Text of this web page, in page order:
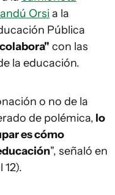
Orsi a la
Pública
con las
la educación.
o no de la
de polémica, lo
es cómo
", señaló en
12).